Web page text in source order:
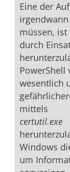
Eine der
müssen,
durch
PowerShell
wesentlich
mittels
certutil.exe
Windows
um